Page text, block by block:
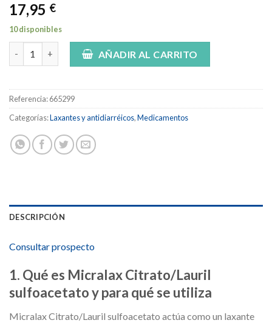
17,95 €
10 disponibles
MICRALAX CITRATO/LAURIL SULFOACETATO 450mg/45mg
AÑADIR AL CARRITO
Referencia:665299
Categorías:Laxantes y antidiarréicos,Medicamentos
DESCRIPCIÓN
Consultar prospecto
1. Qué es Micralax Citrato/Lauril
sulfoacetato y para qué se utiliza
Micralax Citrato/Lauril sulfoacetato actúa como un laxante